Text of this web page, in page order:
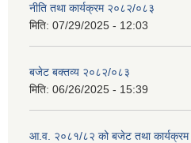
नीति तथा कार्यक्रम २०८२/०८३
मिति: 07/29/2025 - 12:03
बजेट बक्तव्य २०८२/०८३
मिति: 06/26/2025 - 15:39
आ.व. २०८१/८२ को बजेट तथा कार्यक्रम